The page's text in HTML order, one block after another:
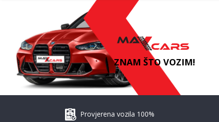
ZNAM ŠTO VOZIM!
Provjerena vozila 100%